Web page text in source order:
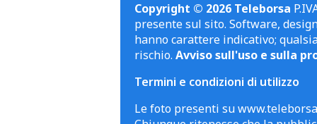
Copyright © 2026 Teleborsa
presente sul sito. Software,
hanno carattere indicativo;
rischio. Avviso sull'uso e sulla
Termini e condizioni di utilizzo
Le foto presenti su